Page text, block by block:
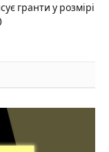
гранти у розмірі